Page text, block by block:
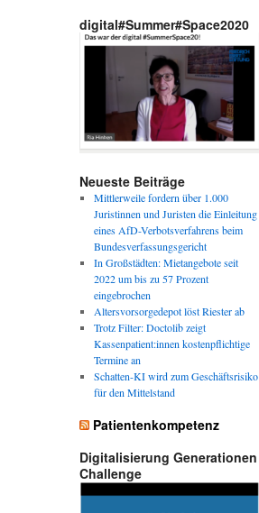
digital#Summer#Space2020
Neueste Beiträge
Mittlerweile fordern über 1.000
Juristinnen und Juristen die Einleitung
eines AfD-Verbotsverfahrens beim
Bundesverfassungsgericht
In Großstädten: Mietangebote seit
2022 um bis zu 57 Prozent
eingebrochen
Altersvorsorgedepot löst Riester ab
Trotz Filter: Doctolib zeigt
Kassenpatient:innen kostenpflichtige
Termine an
Schatten-KI wird zum Geschäftsrisiko
für den Mittelstand
Patientenkompetenz
Digitalisierung Generationen
Challenge